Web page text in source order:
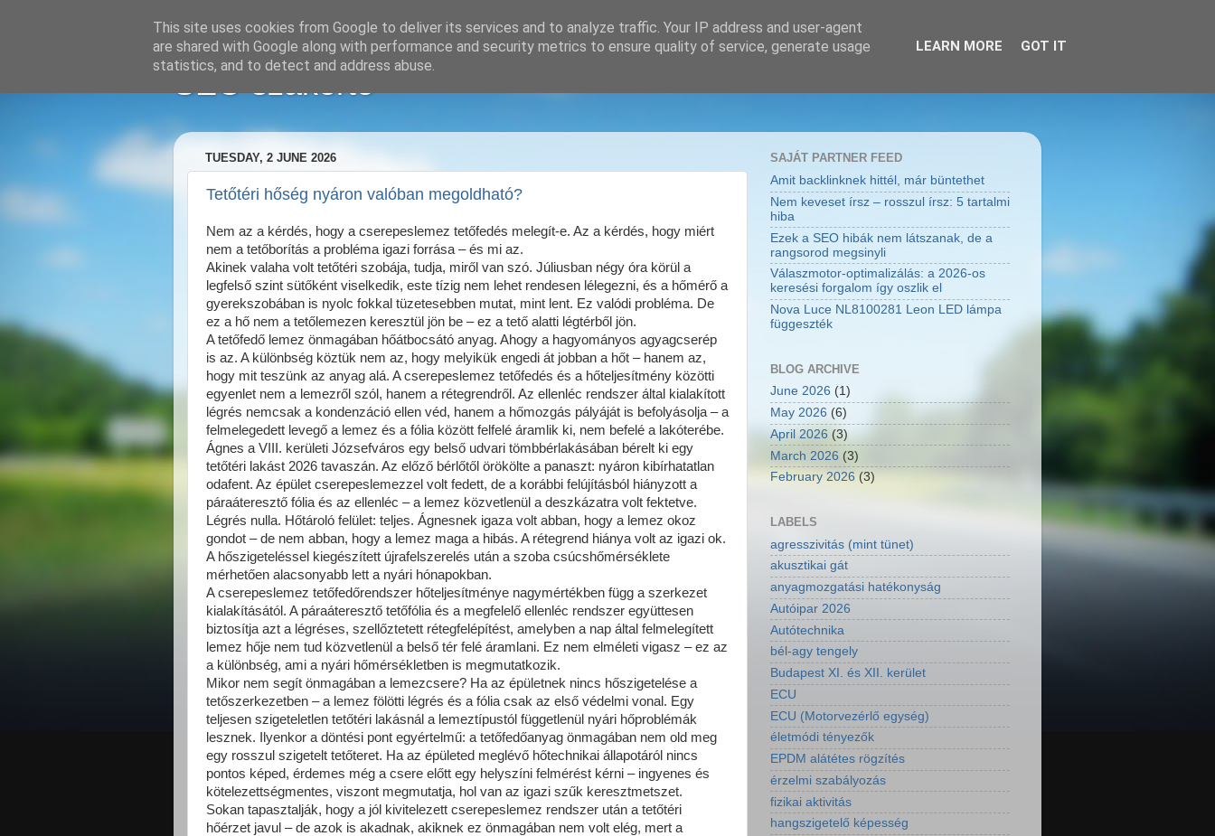
SEO szakértő
TUESDAY, 2 JUNE 2026
Tetőtéri hőség nyáron valóban megoldható?
Nem az a kérdés, hogy a cserepeslemez tetőfedés melegít-e. Az a kérdés, hogy miért
nem a tetőborítás a probléma igazi forrása – és mi az.
Akinek valaha volt tetőtéri szobája, tudja, miről van szó. Júliusban négy óra körül a
legfelső szint sütőként viselkedik, este tízig nem lehet rendesen lélegezni, és a hőmérő a
gyerekszobában is nyolc fokkal tüzetesebben mutat, mint lent. Ez valódi probléma. De
ez a hő nem a tetőlemezen keresztül jön be – ez a tető alatti légtérből jön.
A tetőfedő lemez önmagában hőátbocsátó anyag. Ahogy a hagyományos agyagcserép
is az. A különbség köztük nem az, hogy melyikük engedi át jobban a hőt – hanem az,
hogy mit teszünk az anyag alá. A cserepeslemez tetőfedés és a hőteljesítmény közötti
egyenlet nem a lemezről szól, hanem a rétegrendről. Az ellenléc rendszer által kialakított
légrés nemcsak a kondenzáció ellen véd, hanem a hőmozgás pályáját is befolyásolja – a
felmelegedett levegő a lemez és a fólia között felfelé áramlik ki, nem befelé a lakóterébe.
Ágnes a VIII. kerületi Józsefváros egy belső udvari tömbbérlakásában bérelt ki egy
tetőtéri lakást 2026 tavaszán. Az előző bérlőtől örökölte a panaszt: nyáron kibírhatatlan
odafent. Az épület cserepeslemezzel volt fedett, de a korábbi felújításból hiányzott a
páraáteresztő fólia és az ellenléc – a lemez közvetlenül a deszkázatra volt fektetve.
Légrés nulla. Hőtároló felület: teljes. Ágnesnek igaza volt abban, hogy a lemez okoz
gondot – de nem abban, hogy a lemez maga a hibás. A rétegrend hiánya volt az igazi ok.
A hőszigeteléssel kiegészített újrafelszerelés után a szoba csúcshőmérséklete
mérhetően alacsonyabb lett a nyári hónapokban.
A cserepeslemez tetőfedőrendszer hőteljesítménye nagymértékben függ a szerkezet
kialakításától. A páraáteresztő tetőfólia és a megfelelő ellenléc rendszer együttesen
biztosítja azt a légréses, szellőztetett rétegfelépítést, amelyben a nap által felmelegített
lemez hője nem tud közvetlenül a belső tér felé áramlani. Ez nem elméleti vigasz – ez az
a különbség, ami a nyári hőmérsékletben is megmutatkozik.
Mikor nem segít önmagában a lemezcsere? Ha az épületnek nincs hőszigetelése a
tetőszerkezetben – a lemez fölötti légrés és a fólia csak az első védelmi vonal. Egy
teljesen szigeteletlen tetőtéri lakásnál a lemeztípustól függetlenül nyári hőproblémák
lesznek. Ilyenkor a döntési pont egyértelmű: a tetőfedőanyag önmagában nem old meg
egy rosszul szigetelt tetőteret. Ha az épületed meglévő hőtechnikai állapotáról nincs
pontos képed, érdemes még a csere előtt egy helyszíni felmérést kérni – ingyenes és
kötelezettségmentes, viszont megmutatja, hol van az igazi szűk keresztmetszet.
Sokan tapasztalják, hogy a jól kivitelezett cserepeslemez rendszer után a tetőtéri
hőérzet javul – de azok is akadnak, akiknek ez önmagában nem volt elég, mert a
SAJÁT PARTNER FEED
Amit backlinknek hittél, már büntethet
Nem keveset írsz – rosszul írsz: 5 tartalmi
hiba
Ezek a SEO hibák nem látszanak, de a
rangsorod megsinyli
Válaszmotor-optimalizálás: a 2026-os
keresési forgalom így oszlik el
Nova Luce NL8100281 Leon LED lámpa
függeszték
BLOG ARCHIVE
June 2026 (1)
May 2026 (6)
April 2026 (3)
March 2026 (3)
February 2026 (3)
LABELS
agresszivitás (mint tünet)
akusztikai gát
anyagmozgatási hatékonyság
Autóipar 2026
Autótechnika
bél-agy tengely
Budapest XI. és XII. kerület
ECU
ECU (Motorvezérlő egység)
életmódi tényezők
EPDM alátétes rögzítés
érzelmi szabályozás
fizikai aktivitás
hangszigetelő képesség
This site uses cookies from Google to deliver its services and to analyze traffic. Your IP address and user-agent
are shared with Google along with performance and security metrics to ensure quality of service, generate usage
statistics, and to detect and address abuse.
LEARN MORE GOT IT